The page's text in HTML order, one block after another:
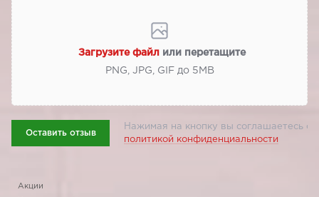
Загрузите файл или перетащите
PNG, JPG, GIF до 5МВ
Оставить отзыв
Нажимая на кнопку вы соглашаетесь с
политикой конфиденциальности
Акции